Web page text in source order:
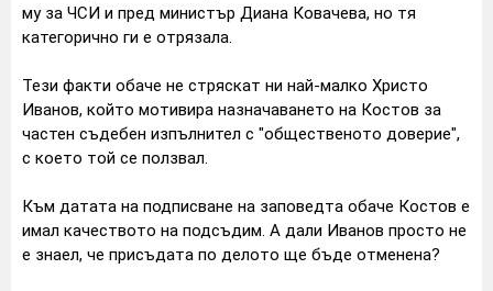
му за ЧСИ и пред министър Диана Ковачева, но тя
категорично ги е отрязала.
Тези факти обаче не стряскат ни най-малко Христо
Иванов, който мотивира назначаването на Костов за
частен съдебен изпълнител с "общественото доверие",
с което той се ползвал.
Към датата на подписване на заповедта обаче Костов е
имал качеството на подсъдим. А дали Иванов просто не
е знаел, че присъдата по делото ще бъде отменена?